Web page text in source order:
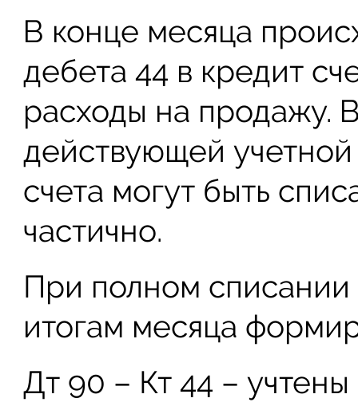
В конце месяца
дебета 44 в кредит
расходы на продажу.
действующей
счета могут быть
частично.
При полном
итогам месяца
Дт 90 – Кт 44 –